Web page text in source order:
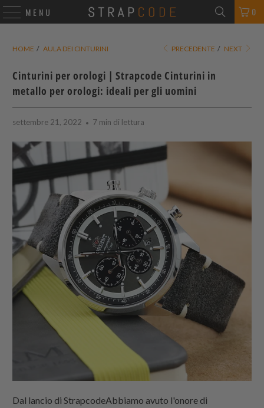
MENU 0
HOME / AULA DEI CINTURINI PRECEDENTE / NEXT
Cinturini per orologi |Strapcode Cinturini in
metallo per orologi: ideali per gli uomini
settembre 21, 2022 7 min di lettura
Dal lancio di StrapcodeAbbiamo avuto l'onore di